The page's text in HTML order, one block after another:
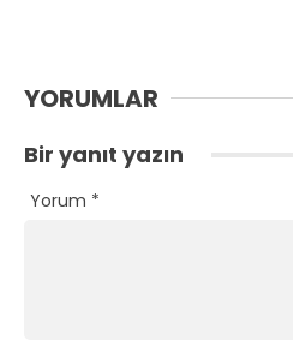
YORUMLAR
Bir yanıt yazın
Yorum *